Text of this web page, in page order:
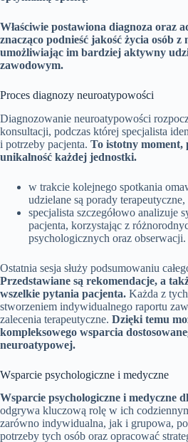
Właściwie postawiona diagnoza oraz
znacząco podnieść jakość życia osób z
umożliwiając im bardziej aktywny
zawodowym.
Proces diagnozy neuroatypowości
Diagnozowanie neuroatypowości
konsultacji, podczas której specjalista
i potrzeby pacjenta. To istotny moment,
unikalność każdej jednostki.
w trakcie kolejnego spotkania
udzielane są porady terapeutyczne,
specjalista szczegółowo analizuje
pacjenta, korzystając z
psychologicznych oraz obserwacji.
Ostatnia sesja służy podsumowaniu
Przedstawiane są rekomendacje, a
wszelkie pytania pacjenta. Każda z
stworzeniem indywidualnego raportu
zalecenia terapeutyczne. Dzięki temu
kompleksowego wsparcia
neuroatypowej.
Wsparcie psychologiczne i medyczne
Wsparcie psychologiczne i medyczne
odgrywa kluczową rolę w ich
zarówno indywidualna, jak i grupowa,
potrzeby tych osób oraz opracować